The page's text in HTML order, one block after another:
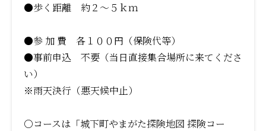
●歩く距離 約２～５ｋｍ
●参 加 費 各１００円（保険代等）
●事前申込 不要（当日直接集合場所に来てくださ
い）
※雨天決行（悪天候中止）
〇コースは「城下町やまがた探険地図 探険コー